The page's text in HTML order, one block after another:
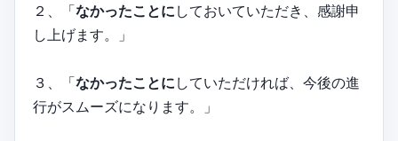
２、「なかったことに しておいていただき、感謝申
し上げます。」
３、「なかったことに していただければ、今後の進
行がスムーズになります。」